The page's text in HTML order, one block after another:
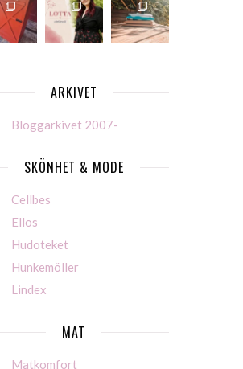
ARKIVET
Bloggarkivet 2007-
SKÖNHET & MODE
Cellbes
Ellos
Hudoteket
Hunkemöller
Lindex
MAT
Matkomfort